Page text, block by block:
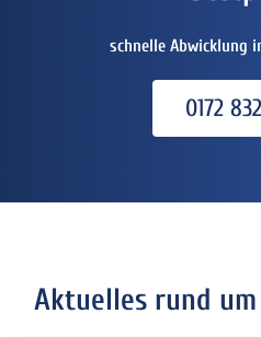
schnelle Abwicklung
0172
Aktuelles rund